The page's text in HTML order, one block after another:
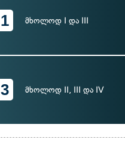
1 მხოლოდ I და III
3 მხოლოდ II, III და IV